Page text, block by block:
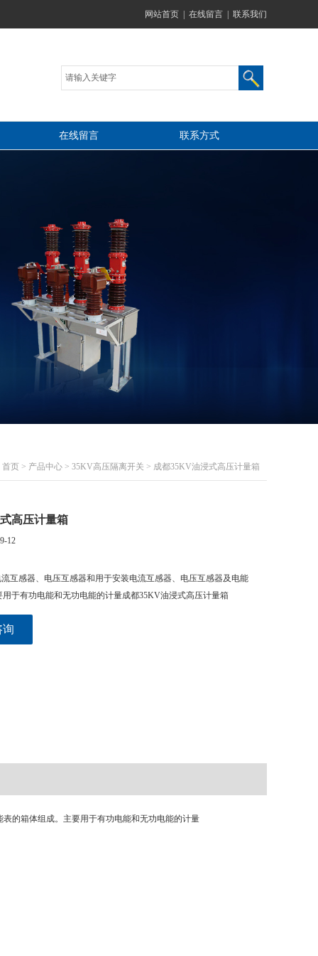
网站首页 在线留言 联系我们
在线留言 联系方式
首页 > 产品中心 > 35KV高压隔离开关 > 成都35KV油浸式高压计量箱
高压计量箱
12
互感器、电压互感器和用于安装电流互感器、电压互感器及电能
于有功电能和无功电能的计量成都35KV油浸式高压计量箱
询
的箱体组成。主要用于有功电能和无功电能的计量